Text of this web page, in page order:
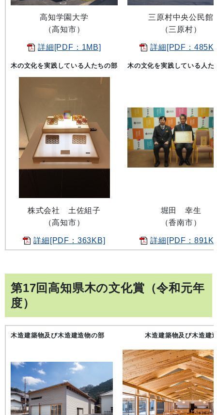
高知学園大学
（高知市）
三原村中央公民館
（三原村）
詳細[PDF：1MB] 詳細[PDF：
木の文化を実践している人たちの部 木の文化を実践している人た
株式会社 土佐組子
（高知市）
堀田 幸生
（香南市）
詳細[PDF：363KB] 詳細[PDF：
第17回高知県木の文化賞（令和元年
度）
木造建築物及び木造建造物の部 木造建築物及び木造建